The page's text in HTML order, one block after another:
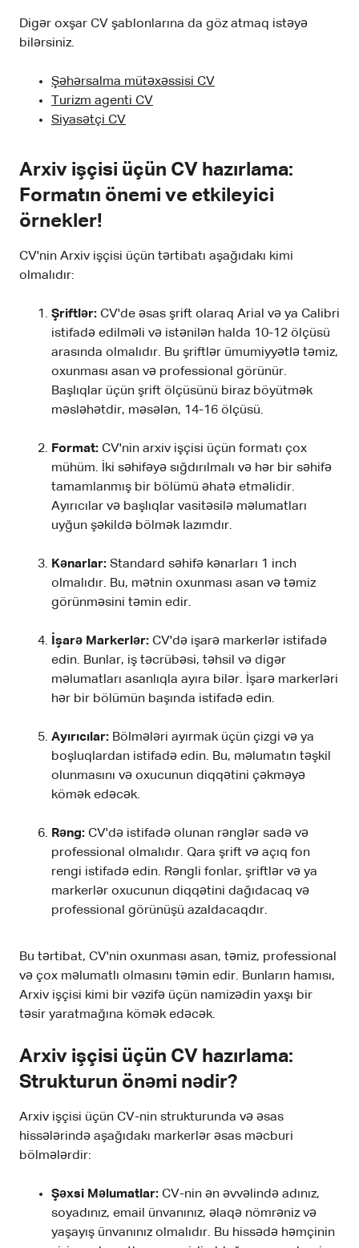
Digər oxşar CV şablonlarına da göz atmaq istəyə
bilərsiniz.
Şəhərsalma mütəxəssisi CV
Turizm agenti CV
Siyasətçi CV
Arxiv işçisi üçün CV hazırlama:
Formatın önemi ve etkileyici
örnekler!
CV'nin Arxiv işçisi üçün tərtibatı aşağıdakı kimi
olmalıdır:
Şriftlər: CV'de əsas şrift olaraq Arial və ya Calibri
istifadə edilməli və istənilən halda 10-12 ölçüsü
arasında olmalıdır. Bu şriftlər ümumiyyətlə təmiz,
oxunması asan və professional görünür.
Başlıqlar üçün şrift ölçüsünü biraz böyütmək
məsləhətdir, məsələn, 14-16 ölçüsü.
Format: CV'nin arxiv işçisi üçün formatı çox
mühüm. İki səhifəyə sığdırılmalı və hər bir səhifə
tamamlanmış bir bölümü əhatə etməlidir.
Ayırıcılar və başlıqlar vasitəsilə məlumatları
uyğun şəkildə bölmək lazımdır.
Kənarlar: Standard səhifə kənarları 1 inch
olmalıdır. Bu, mətnin oxunması asan və təmiz
görünməsini təmin edir.
İşarə Markerlər: CV'də işarə markerlər istifadə
edin. Bunlar, iş təcrübəsi, təhsil və digər
məlumatları asanlıqla ayıra bilər. İşarə markerləri
hər bir bölümün başında istifadə edin.
Ayırıcılar: Bölmələri ayırmak üçün çizgi və ya
boşluqlardan istifadə edin. Bu, məlumatın təşkil
olunmasını və oxucunun diqqətini çəkməyə
kömək edəcək.
Rəng: CV'də istifadə olunan rənglər sadə və
professional olmalıdır. Qara şrift və açıq fon
rengi istifadə edin. Rəngli fonlar, şriftlər və ya
markerlər oxucunun diqqətini dağıdacaq və
professional görünüşü azaldacaqdır.
Bu tərtibat, CV'nin oxunması asan, təmiz, professional
və çox məlumatlı olmasını təmin edir. Bunların hamısı,
Arxiv işçisi kimi bir vəzifə üçün namizədin yaxşı bir
təsir yaratmağına kömək edəcək.
Arxiv işçisi üçün CV hazırlama:
Strukturun önəmi nədir?
Arxiv işçisi üçün CV-nin strukturunda və əsas
hissələrində aşağıdakı markerlər əsas məcburi
bölmələrdir:
Şəxsi Məlumatlar: CV-nin ən əvvəlində adınız,
soyadınız, email ünvanınız, əlaqə nömrəniz və
yaşayış ünvanınız olmalıdır. Bu hissədə həmçinin